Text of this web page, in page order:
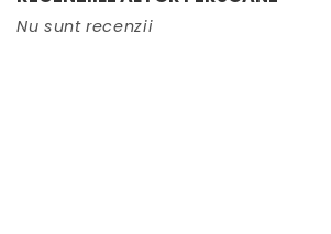
Nu sunt recenzii